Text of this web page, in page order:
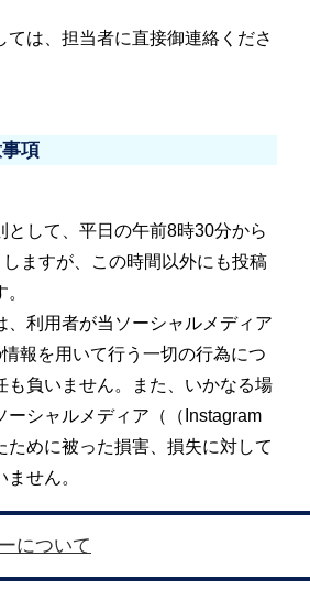
ては、担当者に直接御連絡くださ
項
として、平日の午前8時30分から
ますが、この時間以外にも投稿
、利用者が当ソーシャルメディア
情報を用いて行う一切の行為につ
も負いません。また、いかなる場
ーシャルメディア（（Instagram
ために被った損害、損失に対して
せん。
について